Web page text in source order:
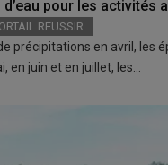
pour les activités
REUSSIR
précipitations en avril, les
en juin et en juillet, les…